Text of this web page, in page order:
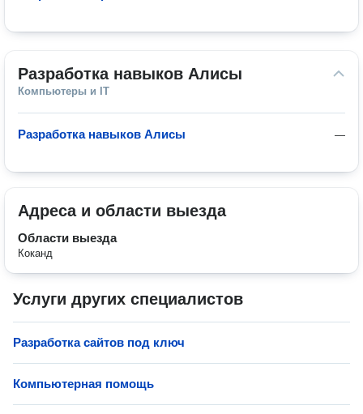
Разработка навыков Алисы
Компьютеры и IT
—
Разработка навыков Алисы
Адреса и области выезда
Области выезда
Коканд
Услуги других специалистов
Разработка сайтов под ключ
Компьютерная помощь